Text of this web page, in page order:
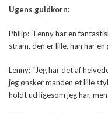
Ugens guldkorn:
Philip: “Lenny har en
stram, den er lille, han har
Lenny: “Jeg har det af
jeg ønsker manden et lille
holdt ud ligesom jeg har,